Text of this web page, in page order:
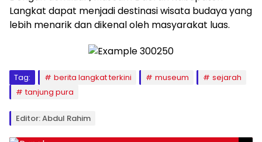
Langkat dapat menjadi destinasi wisata budaya yang
lebih menarik dan dikenal oleh masyarakat luas.
Tag: berita langkat terkini museum
sejarah
tanjung pura
Editor: Abdul Rahim